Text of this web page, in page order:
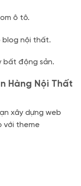
ô tô.
blog nội thất.
bất động sản.
Hàng Nội Thất
xây dựng web
với theme